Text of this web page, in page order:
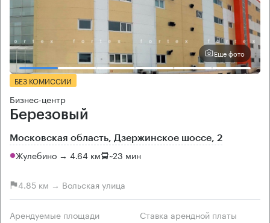
Еще фото
БЕЗ КОМИССИИ
Бизнес-центр
Березовый
Московская область, Дзержинское шоссе, 2
Жулебино → 4.64 км ~23 мин
4.85 км → Вольская улица
Арендуемые площади Ставка арендной платы